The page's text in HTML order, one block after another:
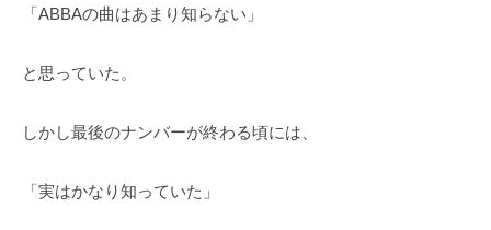
「ABBAの曲はあまり知らない」
と思っていた。
しかし最後のナンバーが終わる頃には、
「実はかなり知っていた」